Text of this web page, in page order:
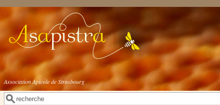
Aller au contenu principal
Association Apicole de Strasbourg
Rechercher